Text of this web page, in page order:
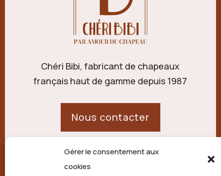
Gérer le consentement aux
cookies
Chéri Bibi, fabricant de chapeaux
français haut de gamme depuis 1987
Nous contacter
21 route de Palisse,